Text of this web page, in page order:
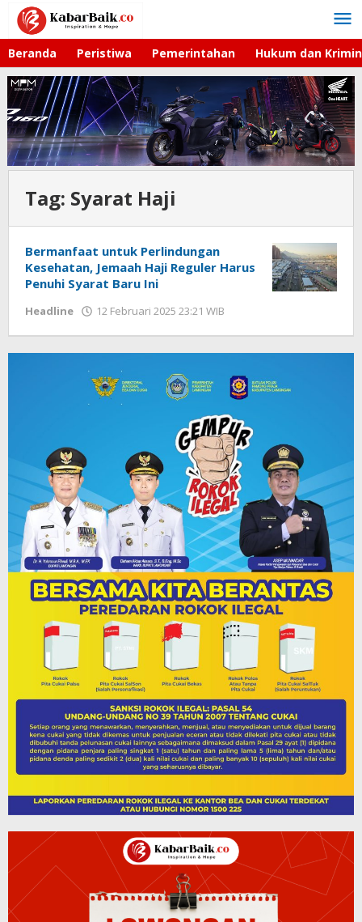
Lewati
konten
Beranda Peristiwa Pemerintahan Hukum dan
Tag: Syarat Haji
Bermanfaat untuk Perlindungan
Kesehatan, Jemaah Haji Reguler Harus
Penuhi Syarat Baru Ini
Headline 12 Februari 2025 23:21 WIB